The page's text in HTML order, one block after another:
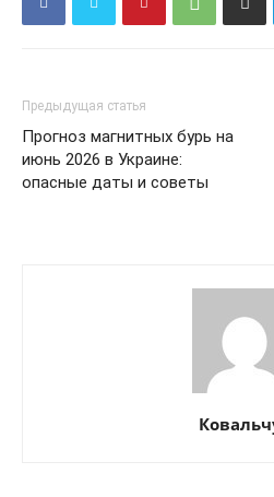
Предыдущая статья
Прогноз магнитных бурь на
июнь 2026 в Украине:
опасные даты и советы